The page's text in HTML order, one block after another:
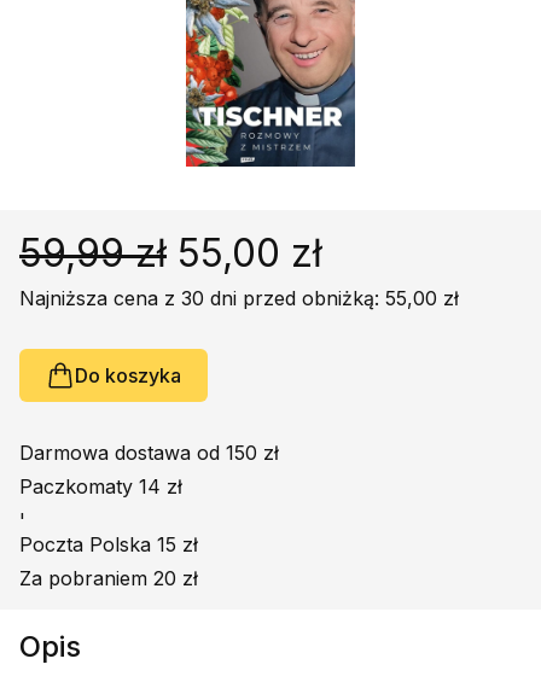
Książki obcojęzyczne
Poradniki, leksykony...
Podręczniki szkolne
Promocja
59,99 zł 55,00 zł
Najniższa cena z 30 dni przed obniżką: 55,00 zł
Do koszyka
Darmowa dostawa od 150 zł
Paczkomaty 14 zł
'
Poczta Polska 15 zł
Za pobraniem 20 zł
Opis